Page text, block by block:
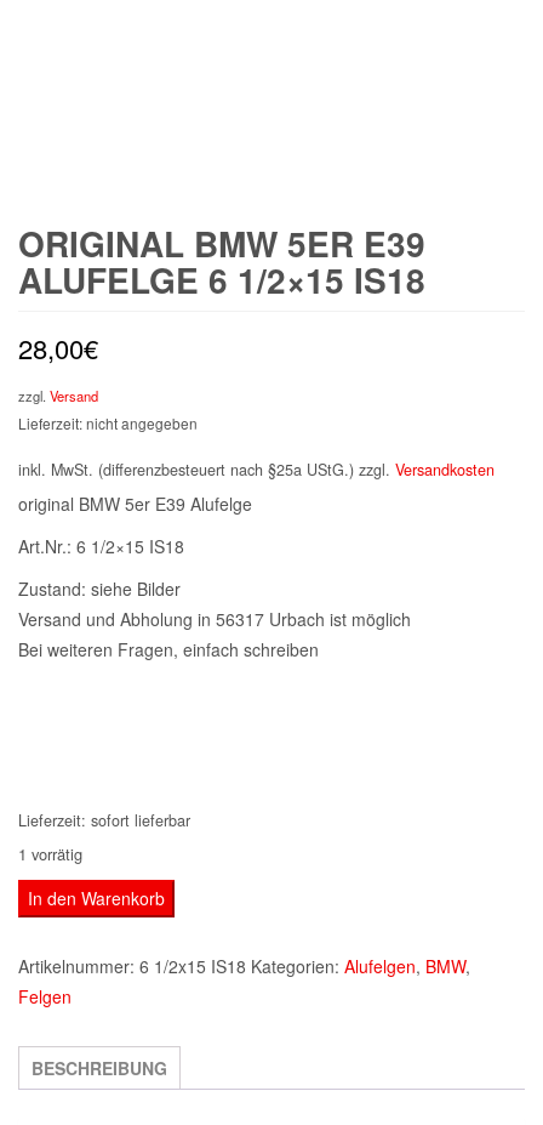
ORIGINAL BMW 5ER E39
ALUFELGE 6 1/2×15 IS18
28,00€
zzgl. Versand
Lieferzeit: nicht angegeben
inkl. MwSt. (differenzbesteuert nach §25a UStG.) zzgl. Versandkosten
original BMW 5er E39 Alufelge
Art.Nr.: 6 1/2×15 IS18
Zustand: siehe Bilder
Versand und Abholung in 56317 Urbach ist möglich
Bei weiteren Fragen, einfach schreiben
Lieferzeit: sofort lieferbar
1 vorrätig
original
BMW
Alufelge
6
1/2x15
In den Warenkorb
Artikelnummer: 6 1/2x15 IS18 Kategorien: Alufelgen, BMW,
Felgen
BESCHREIBUNG